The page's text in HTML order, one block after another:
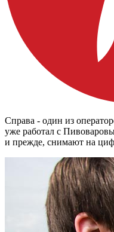
Справа - один из
уже работал с
и прежде, снимают на